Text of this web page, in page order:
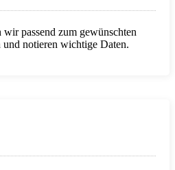
passend zum gewünschten
notieren wichtige Daten.